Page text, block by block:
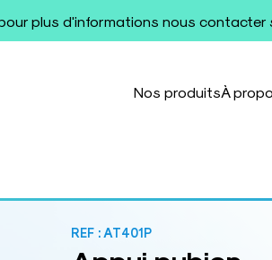
plus d'informations nous contacter
Nos produitsÀ
REF : AT401P